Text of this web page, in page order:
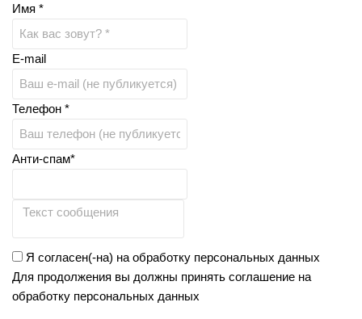
Имя *
E-mail
Телефон *
Анти-спам*
Я согласен(-на) на обработку персональных данных
Для продолжения вы должны принять соглашение на
обработку персональных данных